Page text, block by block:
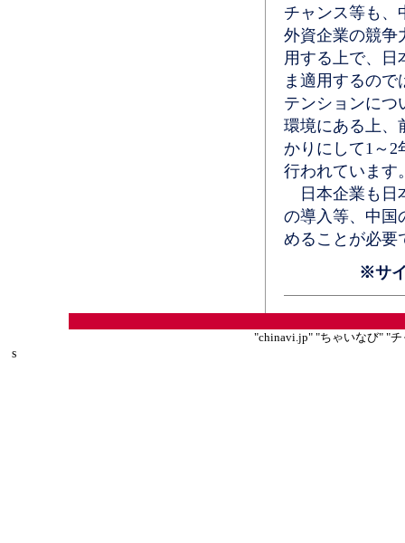
チャンス等も、
外資企業の競争
用する上で、日
ま適用するの
テンションにつ
環境にある上、
かりにして1～2
行われています
日本企業も日
の導入等、中国
めることが必要
※サ
"chinavi.jp" "ちゃいなび" "
s